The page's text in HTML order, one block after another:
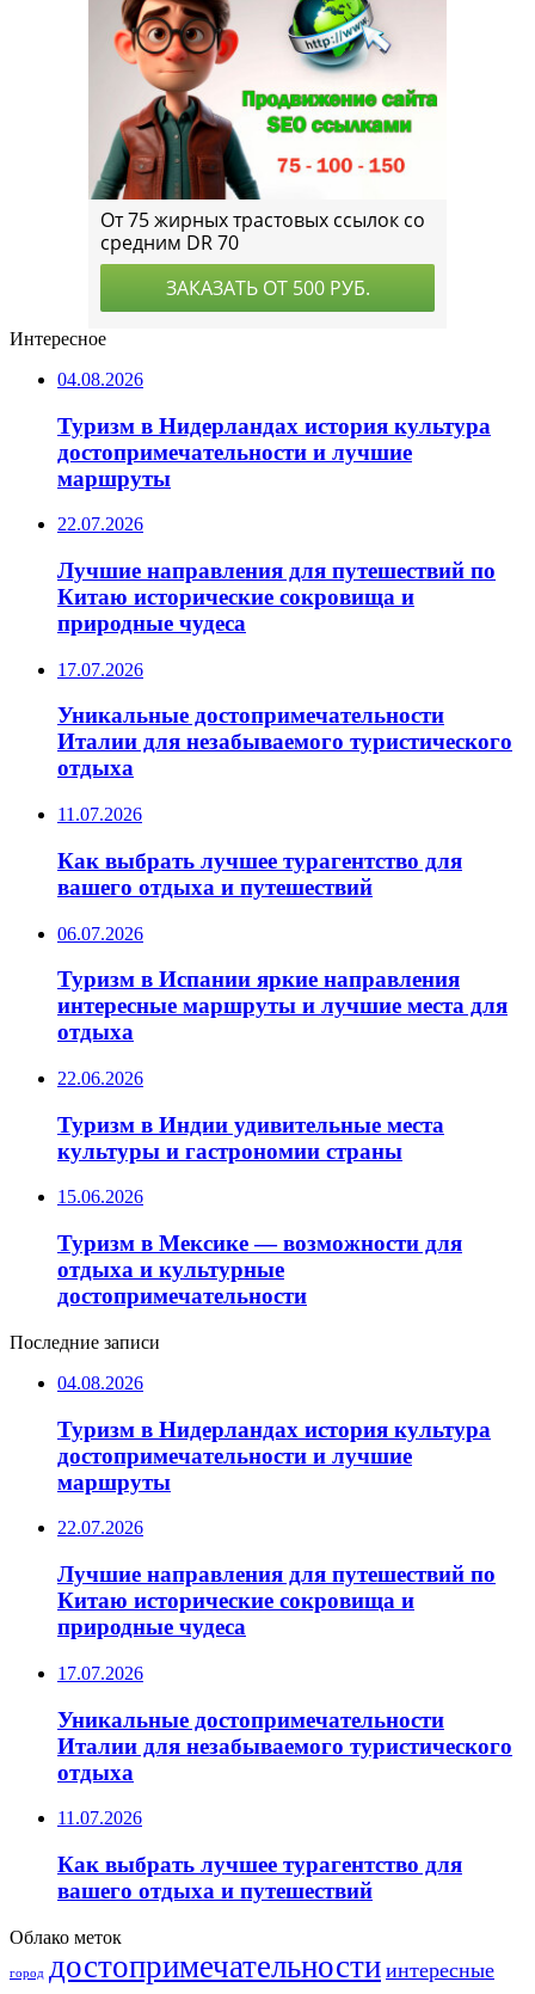
Интересное
04.08.2026
Туризм в Нидерландах история культура
достопримечательности и лучшие
маршруты
22.07.2026
Лучшие направления для путешествий по
Китаю исторические сокровища и
природные чудеса
17.07.2026
Уникальные достопримечательности
Италии для незабываемого туристического
отдыха
11.07.2026
Как выбрать лучшее турагентство для
вашего отдыха и путешествий
06.07.2026
Туризм в Испании яркие направления
интересные маршруты и лучшие места для
отдыха
22.06.2026
Туризм в Индии удивительные места
культуры и гастрономии страны
15.06.2026
Туризм в Мексике — возможности для
отдыха и культурные
достопримечательности
Последние записи
04.08.2026
Туризм в Нидерландах история культура
достопримечательности и лучшие
маршруты
22.07.2026
Лучшие направления для путешествий по
Китаю исторические сокровища и
природные чудеса
17.07.2026
Уникальные достопримечательности
Италии для незабываемого туристического
отдыха
11.07.2026
Как выбрать лучшее турагентство для
вашего отдыха и путешествий
Облако меток
город достопримечательности интересные